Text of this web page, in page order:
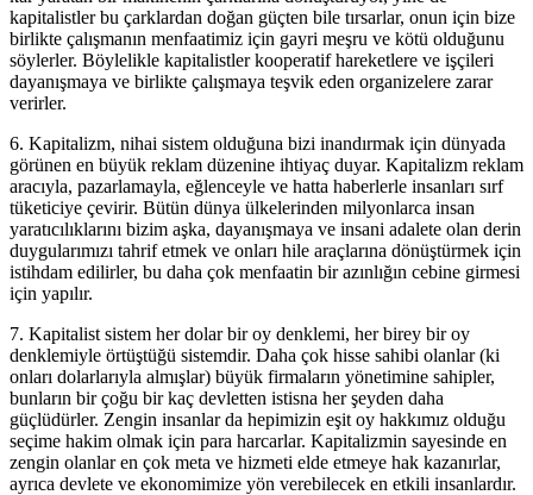
kapitalistler bu çarklardan doğan güçten bile tırsarlar, onun için bize
birlikte çalışmanın menfaatimiz için gayri meşru ve kötü olduğunu
söylerler. Böylelikle kapitalistler kooperatif hareketlere ve işçileri
dayanışmaya ve birlikte çalışmaya teşvik eden organizelere zarar
verirler.
6. Kapitalizm, nihai sistem olduğuna bizi inandırmak için dünyada
görünen en büyük reklam düzenine ihtiyaç duyar. Kapitalizm reklam
aracıyla, pazarlamayla, eğlenceyle ve hatta haberlerle insanları sırf
tüketiciye çevirir. Bütün dünya ülkelerinden milyonlarca insan
yaratıcılıklarını bizim aşka, dayanışmaya ve insani adalete olan derin
duygularımızı tahrif etmek ve onları hile araçlarına dönüştürmek için
istihdam edilirler, bu daha çok menfaatin bir azınlığın cebine girmesi
için yapılır.
7. Kapitalist sistem her dolar bir oy denklemi, her birey bir oy
denklemiyle örtüştüğü sistemdir. Daha çok hisse sahibi olanlar (ki
onları dolarlarıyla almışlar) büyük firmaların yönetimine sahipler,
bunların bir çoğu bir kaç devletten istisna her şeyden daha
güçlüdürler. Zengin insanlar da hepimizin eşit oy hakkımız olduğu
seçime hakim olmak için para harcarlar. Kapitalizmin sayesinde en
zengin olanlar en çok meta ve hizmeti elde etmeye hak kazanırlar,
ayrıca devlete ve ekonomimize yön verebilecek en etkili insanlardır.